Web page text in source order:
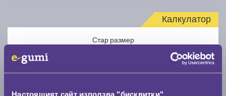
Настоящият сайт използва "бисквитки"
Калкулатор
Стар размер